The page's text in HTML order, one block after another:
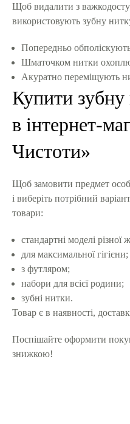
Щоб видалити з
використовують зубну
Попередньо
Шматочком нитки
Акуратно переміщують
Купити зубну
в інтернет-
Чистоти»
Щоб замовити предмет
і виберіть потрібний
товари:
стандартні моделі різної
для максимальної гігієни;
з футляром;
набори для всієї родини;
зубні нитки.
Товар є в наявності,
Поспішайте оформити
знижкою!